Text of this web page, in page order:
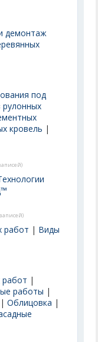
демонтаж
под
рулонных
кровель |
работ | Виды
|
работы |
|Облицовка |